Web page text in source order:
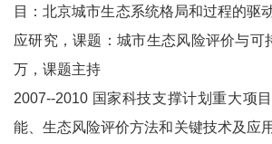
目：北京城市生态系统格局和过程的驱
应研究，课题：城市生态风险评价与可
万，课题主持
2007--2010 国家科技支撑计划重大项
能、生态风险评价方法和关键技术及应